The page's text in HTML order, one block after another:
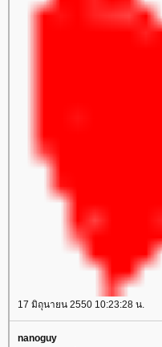
17 มิถุนายน 2550 10:23:28 น.
nanoguy